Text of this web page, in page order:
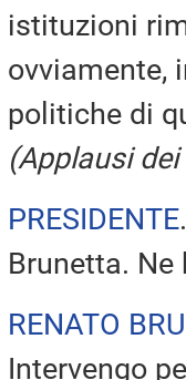
istituzioni
ovviamente,
politiche di
(Applausi
PRESIDENTE
Brunetta.
RENATO
Intervengo